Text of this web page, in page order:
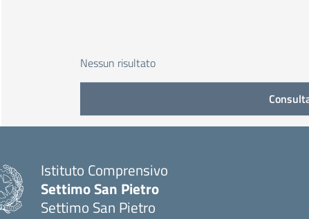
Nessun risultato
Istituto Comprensivo
Settimo San Pietro
Settimo San Pietro